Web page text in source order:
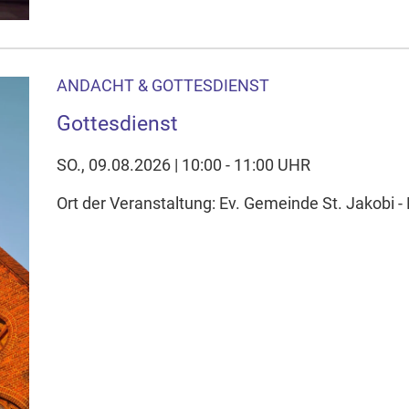
ANDACHT & GOTTESDIENST
Gottesdienst
SO., 09.08.2026 | 10:00 - 11:00 UHR
Ort der Veranstaltung: Ev. Gemeinde St. Jakobi -